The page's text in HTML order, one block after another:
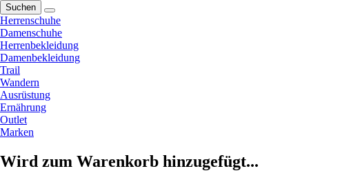
Suchen
Herrenschuhe
Damenschuhe
Herrenbekleidung
Damenbekleidung
Trail
Wandern
Ausrüstung
Ernährung
Outlet
Marken
Wird zum Warenkorb hinzugefügt...